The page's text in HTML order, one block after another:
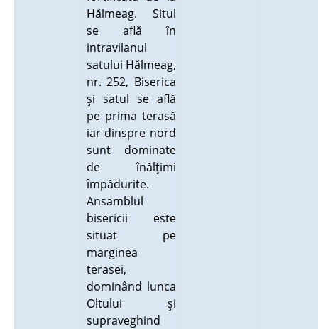
Hălmeag. Situl
se află în
intravilanul
satului Hălmeag,
nr. 252, Biserica
şi satul se află
pe prima terasă
iar dinspre nord
sunt dominate
de înălţimi
împădurite.
Ansamblul
bisericii este
situat pe
marginea
terasei,
dominând lunca
Oltului şi
supraveghind